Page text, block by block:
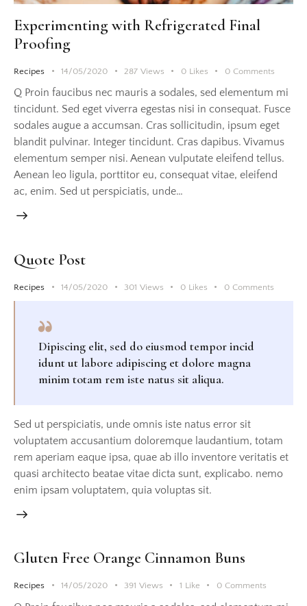
Experimenting with Refrigerated Final
Proofing
Recipes 14/05/2020 287 Views 0 Likes 0 Comments
Q Proin faucibus nec mauris a sodales, sed elementum mi
tincidunt. Sed eget viverra egestas nisi in consequat. Fusce
sodales augue a accumsan. Cras sollicitudin, ipsum eget
blandit pulvinar. Integer tincidunt. Cras dapibus. Vivamus
elementum semper nisi. Aenean vulputate eleifend tellus.
Aenean leo ligula, porttitor eu, consequat vitae, eleifend
ac, enim. Sed ut perspiciatis, unde…
Quote Post
Recipes 14/05/2020 301 Views 0 Likes 0 Comments
Dipiscing elit, sed do eiusmod tempor incid
idunt ut labore adipiscing et dolore magna
minim totam rem iste natus sit aliqua.
Sed ut perspiciatis, unde omnis iste natus error sit
voluptatem accusantium doloremque laudantium, totam
rem aperiam eaque ipsa, quae ab illo inventore veritatis et
quasi architecto beatae vitae dicta sunt, explicabo. nemo
enim ipsam voluptatem, quia voluptas sit.
Gluten Free Orange Cinnamon Buns
Recipes 14/05/2020 391 Views 1 Like 0 Comments